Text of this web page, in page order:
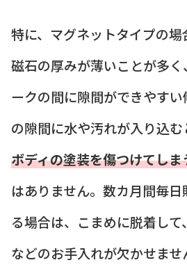
特に、マグネットタイプの
磁石の厚みが薄いことが多
ークの間に隙間ができやす
の隙間に水や汚れが入り込む
ボディの塗装を傷つけてしま
はありません。数カ月間毎
る場合は、こまめに脱着して
などのお手入れが欠かせませ